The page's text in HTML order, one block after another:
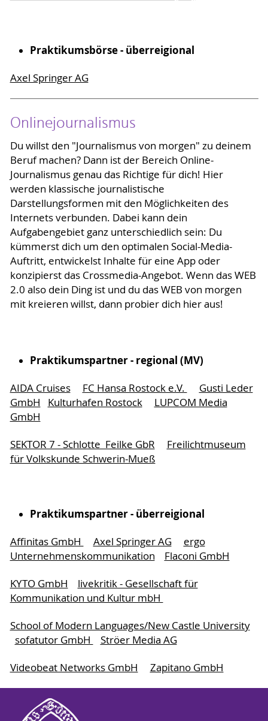
Praktikumsbörse - überreigional
Axel Springer AG
Onlinejournalismus
Du willst den "Journalismus von morgen" zu deinem
Beruf machen? Dann ist der Bereich Online-
Journalismus genau das Richtige für dich! Hier
werden klassische journalistische
Darstellungsformen mit den Möglichkeiten des
Internets verbunden. Dabei kann dein
Aufgabengebiet ganz unterschiedlich sein: Du
kümmerst dich um den optimalen Social-Media-
Auftritt, entwickelst Inhalte für eine App oder
konzipierst das Crossmedia-Angebot. Wenn das WEB
2.0 also dein Ding ist und du das WEB von morgen
mit kreieren willst, dann probier dich hier aus!
Praktikumspartner - regional (MV)
AIDA Cruises FC Hansa Rostock e.V.
Gusti Leder
GmbH
Kulturhafen Rostock
LUPCOM Media
GmbH
SEKTOR 7 - Schlotte Feilke GbR
Freilichtmuseum
für Volkskunde Schwerin-Mueß
Praktikumspartner - überreigional
Affinitas GmbH Axel Springer AG
ergo
Unternehmenskommunikation
Flaconi GmbH
KYTO GmbH
livekritik - Gesellschaft für
Kommunikation und Kultur mbH
School of Modern Languages/New Castle University
sofatutor GmbH
Ströer Media AG
Videobeat Networks GmbH Zapitano GmbH